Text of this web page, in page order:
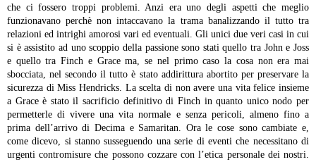
che ci fossero troppi problemi. Anzi era uno degli aspetti che meglio
funzionavano perchè non intaccavano la trama banalizzando il tutto tra
relazioni ed intrighi amorosi vari ed eventuali. Gli unici due veri casi in cui
si è assistito ad uno scoppio della passione sono stati quello tra John e Joss
e quello tra Finch e Grace ma, se nel primo caso la cosa non era mai
sbocciata, nel secondo il tutto è stato addirittura abortito per preservare la
sicurezza di Miss Hendricks. La scelta di non avere una vita felice insieme
a Grace è stato il sacrificio definitivo di Finch in quanto unico nodo per
permetterle di vivere una vita normale e senza pericoli, almeno fino a
prima dell’arrivo di Decima e Samaritan. Ora le cose sono cambiate e,
come dicevo, si stanno susseguendo una serie di eventi che necessitano di
urgenti contromisure che possono cozzare con l’etica personale dei nostri.